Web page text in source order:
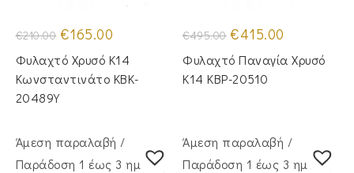
€210.00 Original
price
was:
€210.00.
€165.00
τιμή
είναι:
€165.00.
Φυλαχτό Χρυσό Κ14
Κωνσταντινάτο KBK-
20489Y
€495.00 Original
price
was:
€495.00.
€415.00
τιμή
είναι:
Φυλαχτό Παναγία Χρυσό
Κ14 KBP-20510
Άμεση παραλαβή /
Παράδoση 1 έως 3 ημέρες
Άμεση παραλαβή /
Παράδoση 1 έως 3 ημέρες